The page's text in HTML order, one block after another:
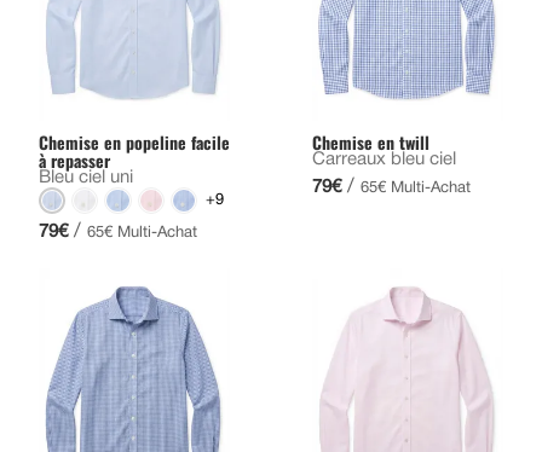
Chemise en popeline facile
à repasser
Bleu ciel uni
+9
79€ / 65€ Multi-Achat
Chemise en twill
Carreaux bleu ciel
79€ / 65€ Multi-Achat